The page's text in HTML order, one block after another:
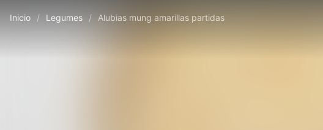
Inicio / Legumes / Alubias mung amarillas partidas